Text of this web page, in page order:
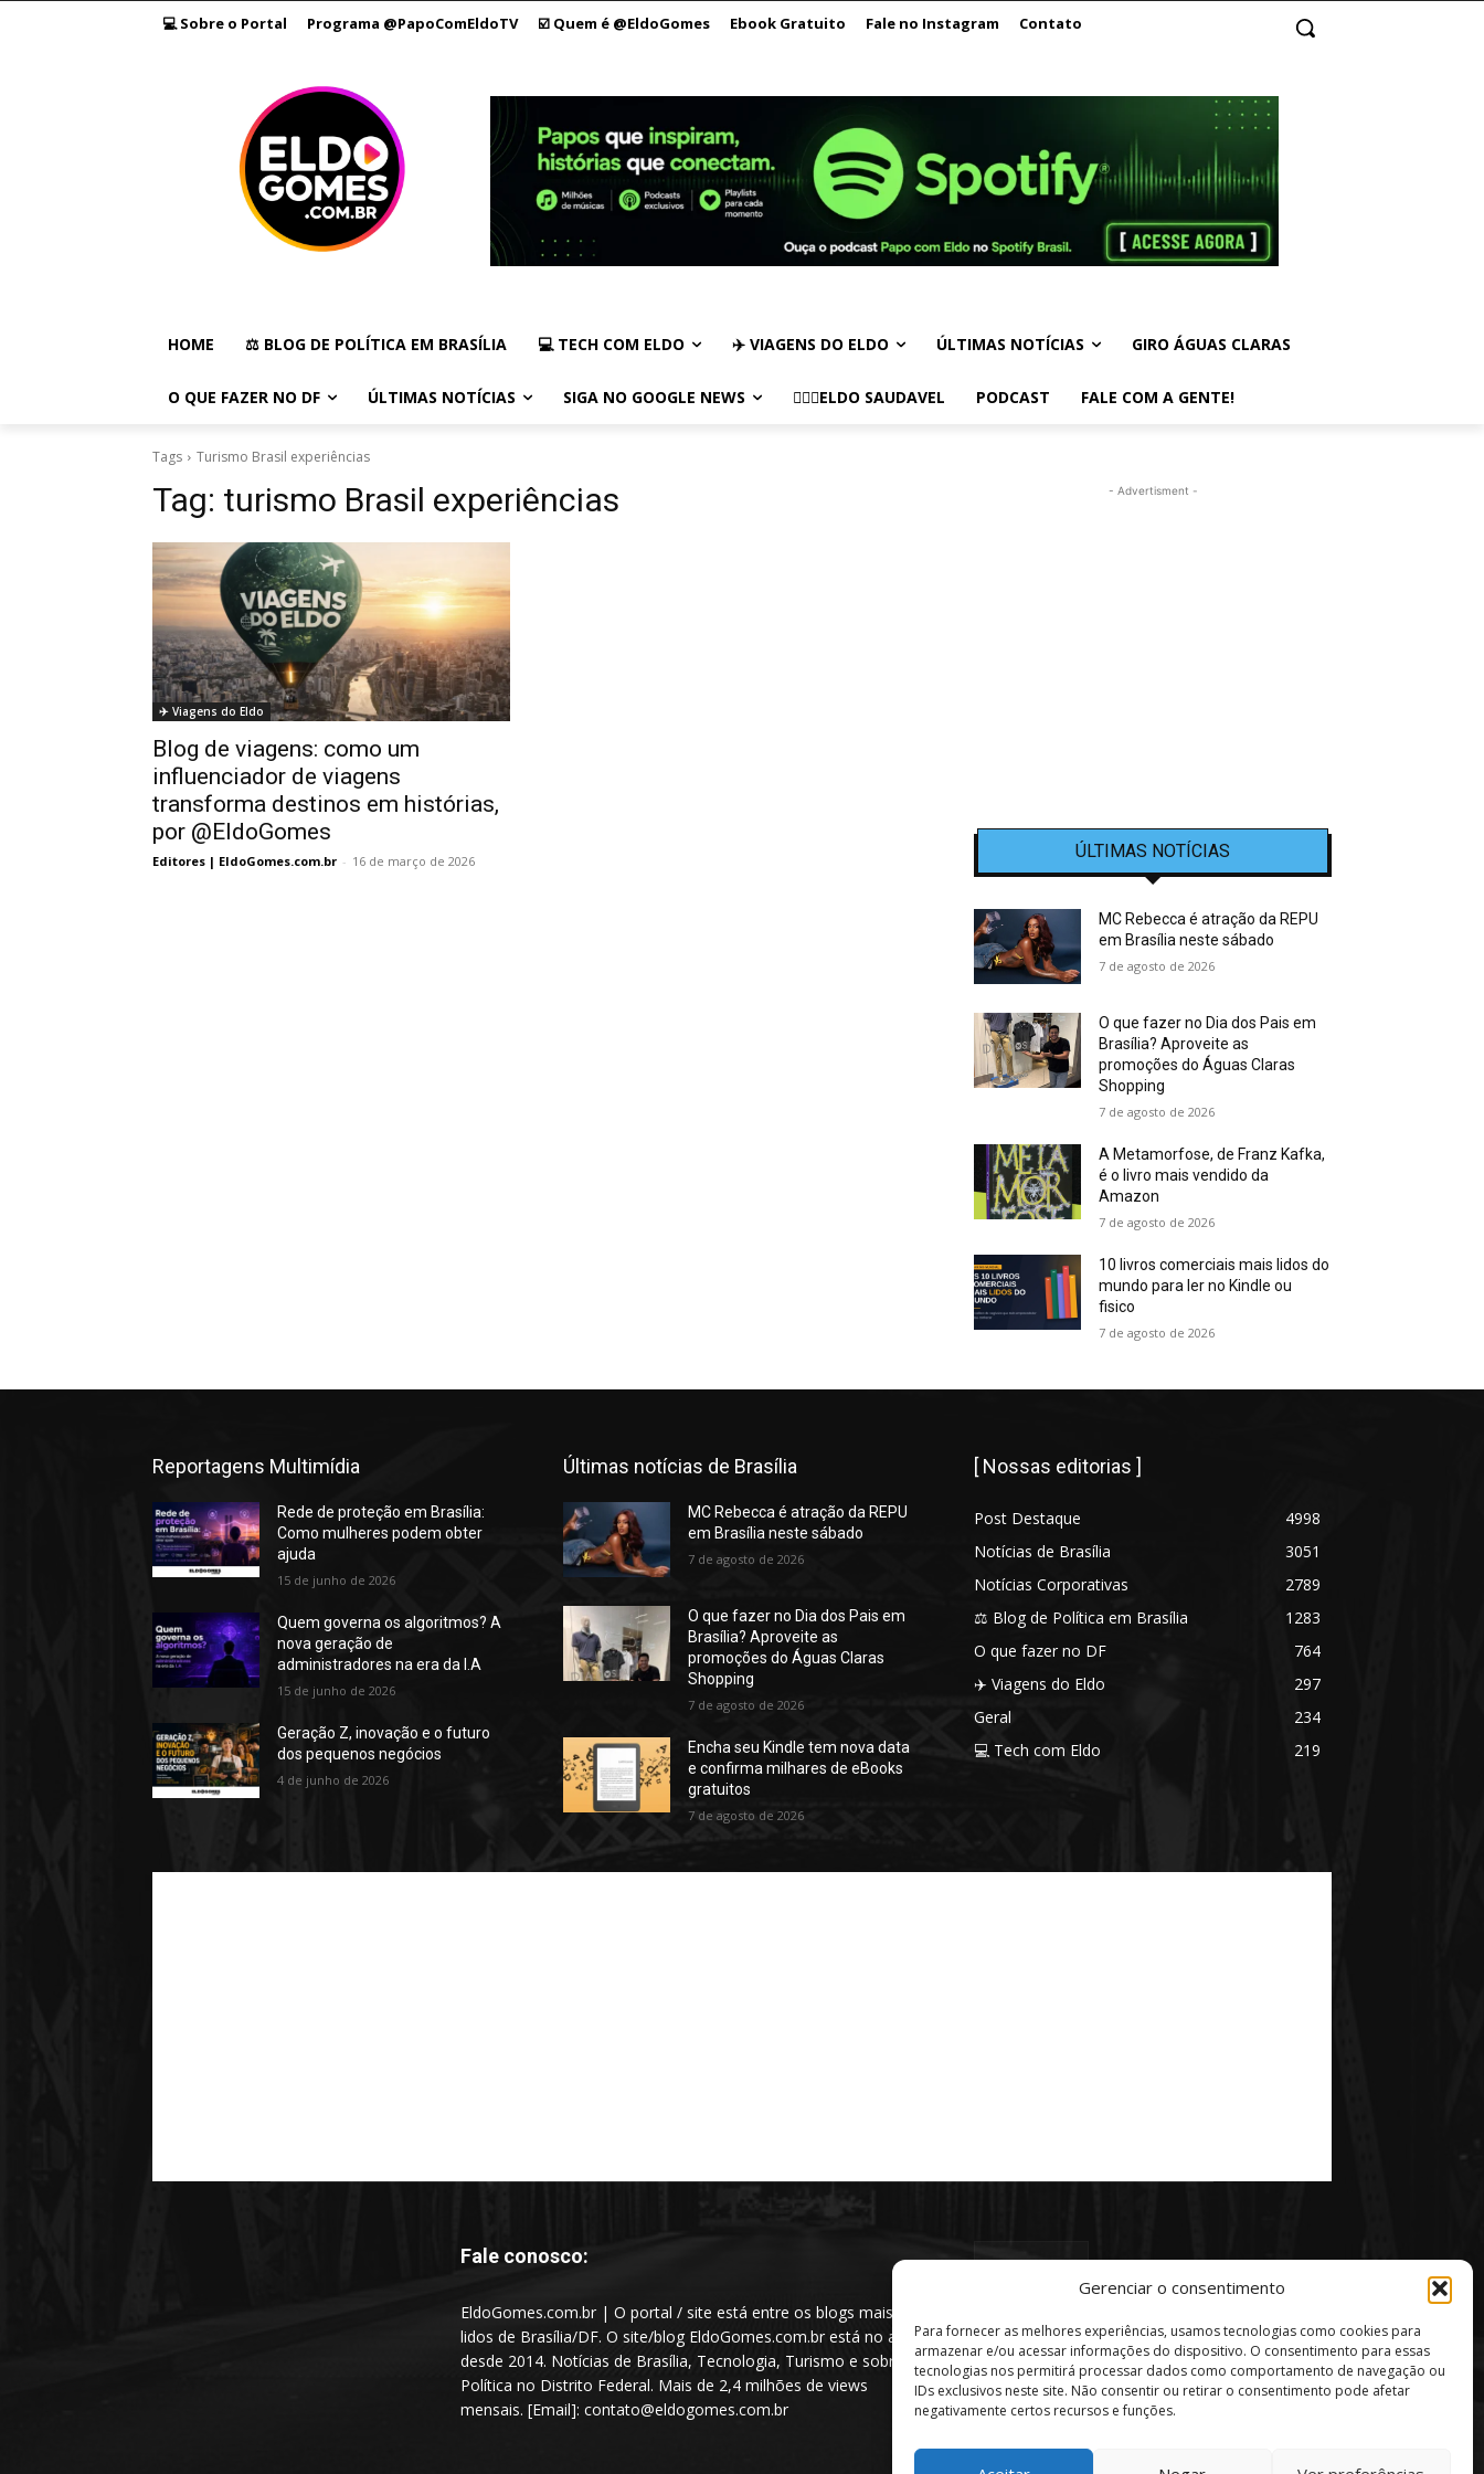
Gerenciar o consentimento
Para fornecer as melhores experiências, usamos tecnologias como cookies para
armazenar e/ou acessar informações do dispositivo. O consentimento para essas
tecnologias nos permitirá processar dados como comportamento de navegação ou
IDs exclusivos neste site. Não consentir ou retirar o consentimento pode afetar
negativamente certos recursos e funções.
💻 Sobre o Portal Programa @PapoComEldoTV ☑️ Quem é @EldoGomes Ebook Gratuito Fale no Instagram Contato
HOME ⚖️ BLOG DE POLÍTICA EM BRASÍLIA 💻 TECH COM ELDO ✈️ VIAGENS DO ELDO ÚLTIMAS NOTÍCIAS GIRO ÁGUAS CLARAS
O QUE FAZER NO DF ÚLTIMAS NOTÍCIAS SIGA NO GOOGLE NEWS 🏃🏻‍♂️ELDO SAUDAVEL PODCAST FALE COM A GENTE!
Tags Turismo Brasil experiências
Tag: turismo Brasil experiências
✈️ Viagens do Eldo
Blog de viagens: como um
influenciador de viagens
transforma destinos em histórias,
por @EldoGomes
Editores | EldoGomes.com.br - 16 de março de 2026
- Advertisment -
ÚLTIMAS NOTÍCIAS
MC Rebecca é atração da REPU
em Brasília neste sábado
7 de agosto de 2026
O que fazer no Dia dos Pais em
Brasília? Aproveite as
promoções do Águas Claras
Shopping
7 de agosto de 2026
A Metamorfose, de Franz Kafka,
é o livro mais vendido da
Amazon
7 de agosto de 2026
10 livros comerciais mais lidos do
mundo para ler no Kindle ou
fisico
7 de agosto de 2026
Reportagens Multimídia
Rede de proteção em Brasília:
Como mulheres podem obter
ajuda
15 de junho de 2026
Quem governa os algoritmos? A
nova geração de
administradores na era da I.A
15 de junho de 2026
Geração Z, inovação e o futuro
dos pequenos negócios
4 de junho de 2026
Últimas notícias de Brasília
MC Rebecca é atração da REPU
em Brasília neste sábado
7 de agosto de 2026
O que fazer no Dia dos Pais em
Brasília? Aproveite as
promoções do Águas Claras
Shopping
7 de agosto de 2026
Encha seu Kindle tem nova data
e confirma milhares de eBooks
gratuitos
7 de agosto de 2026
[ Nossas editorias ]
Post Destaque
4998
Notícias de Brasília
3051
Notícias Corporativas
2789
⚖️ Blog de Política em Brasília
1283
O que fazer no DF
764
✈️ Viagens do Eldo
297
Geral
234
💻 Tech com Eldo
219
Fale conosco:
EldoGomes.com.br | O portal / site está entre os blogs mais
lidos de Brasília/DF. O site/blog EldoGomes.com.br está no ar
desde 2014. Notícias de Brasília, Tecnologia, Turismo e sobre a
Política no Distrito Federal. Mais de 2,4 milhões de views
mensais. [Email]: contato@eldogomes.com.br